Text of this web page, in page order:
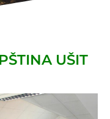
UŠIT